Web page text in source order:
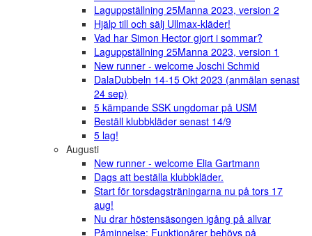
Laguppställning 25Manna 2023, version 2
Hjälp till och sälj Ullmax-kläder!
Vad har Simon Hector gjort i sommar?
Laguppställning 25Manna 2023, version 1
New runner - welcome Joschi Schmid
DalaDubbeln 14-15 Okt 2023 (anmälan senast
24 sep)
5 kämpande SSK ungdomar på USM
Beställ klubbkläder senast 14/9
5 lag!
Augusti
New runner - welcome Elia Gartmann
Dags att beställa klubbkläder.
Start för torsdagsträningarna nu på tors 17
aug!
Nu drar höstensäsongen igång på allvar
Påminnelse: Funktionärer behövs på